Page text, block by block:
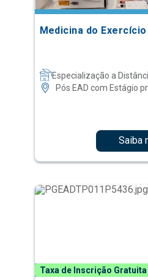
Medicina do
Especialização a
Pós EAD com Estágio
Saiba
Taxa de Inscrição Gratuita